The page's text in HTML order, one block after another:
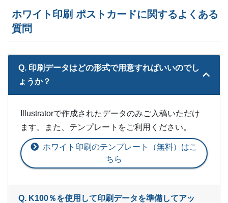
ホワイト印刷 ポストカードに関するよくある
質問
Q. 印刷データはどの形式で用意すればいいのでし
ょうか？
Illustratorで作成されたデータのみご入稿いただけ
ます。また、テンプレートをご利用ください。
ホワイト印刷のテンプレート（無料）はこ
ちら
Q. K100％を使用して印刷データを準備してアッ